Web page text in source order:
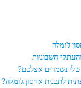
ג'ומלה
חשבוניות
נשמרים אצלכם?
לתכנית אחסון ג'ומלה?